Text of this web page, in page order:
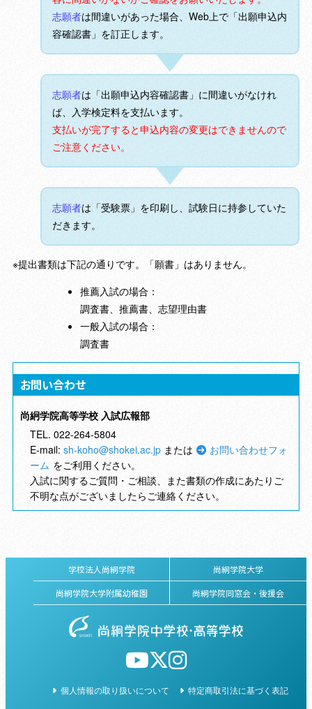
志願者は間違いがあった場合、Web上で「出願申込内
容確認書」を訂正します。
志願者は「出願申込内容確認書」に間違いがなけれ
ば、入学検定料を支払います。
支払いが完了すると申込内容の変更はできませんので
ご注意ください。
志願者は「受験票」を印刷し、試験日に持参していた
だきます。
※提出書類は下記の通りです。「願書」はありません。
推薦入試の場合：
調査書、推薦書、志望理由書
一般入試の場合：
調査書
お問い合わせ
尚絅学院高等学校 入試広報部
TEL. 022-264-5804
E-mail: sh-koho@shokei.ac.jp または
お問い合わせフォ
ーム をご利用ください。
入試に関するご質問・ご相談、また書類の作成にあたりご
不明な点がございましたらご連絡ください。
学校法人尚絅学院
尚絅学院大学
尚絅学院大学附属幼稚園
尚絅学院同窓会・後援会
個人情報の取り扱いについて 特定商取引法に基づく表記